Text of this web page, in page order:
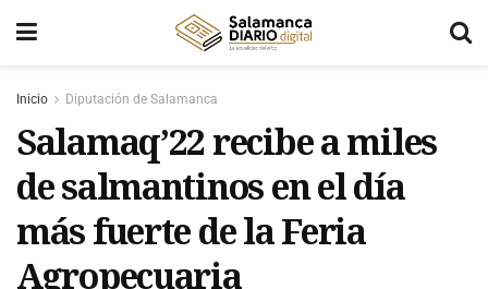
Inicio Diputación de Salamanca
Salamaq’22 recibe a miles
de salmantinos en el día
más fuerte de la Feria
Agropecuaria